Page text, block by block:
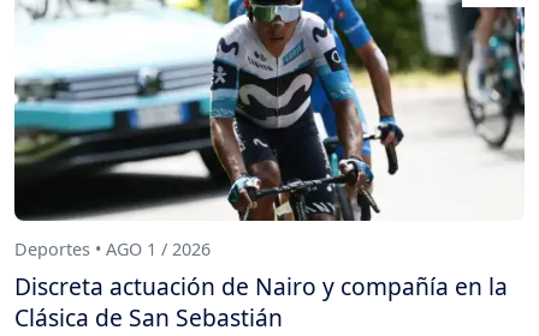
Deportes • AGO 1 / 2026
Discreta actuación de Nairo y compañía en la
Clásica de San Sebastián